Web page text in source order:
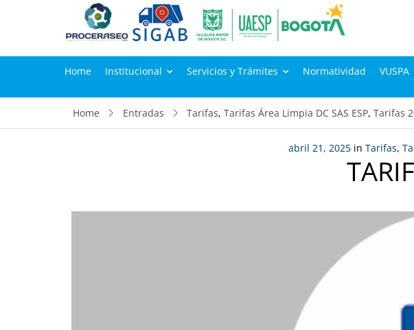
Home Institucional Servicios y Trámites Normatividad VUSPA
Home Entradas Tarifas,Tarifas Área Limpia DC SAS ESP,Tarifas
abril 21, 2025 inTarifas,